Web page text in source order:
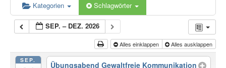
Kategorien Schlagwörter
SEP. – DEZ. 2026
Alles einklappen Alles ausklappen
SEP.
Übungsabend Gewaltfreie Kommunikation